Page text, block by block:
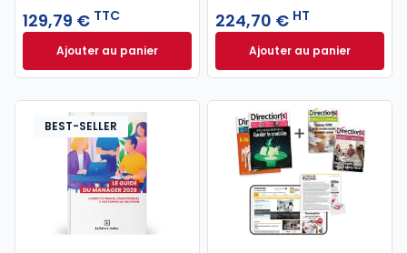
129,79 € TTC
Ajouter au panierDirection[s] Formule Multimédia à 129,79 € TTC
224,70 € HT
Ajouter au panier
Le Media Social -
BEST-SELLER